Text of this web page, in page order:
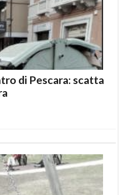
di Pescara: scatta